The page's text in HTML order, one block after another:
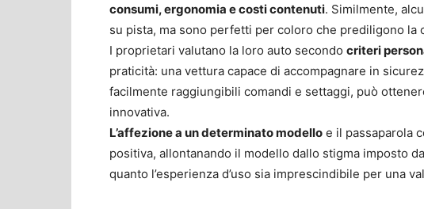
consumi, ergonomia e costi contenuti. Similmente,
su pista, ma sono perfetti per coloro che prediligono la
I proprietari valutano la loro auto secondo criteri
praticità: una vettura capace di accompagnare in
facilmente raggiungibili comandi e settaggi, può
innovativa.
L’affezione a un determinato modello e il passaparola
positiva, allontanando il modello dallo stigma imposto
quanto l’esperienza d’uso sia imprescindibile per una